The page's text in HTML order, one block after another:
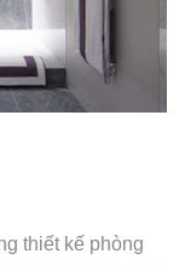
thiết kế phòng